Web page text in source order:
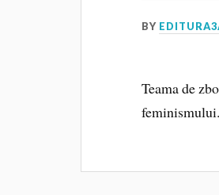
BY
Teama de
feminismului.